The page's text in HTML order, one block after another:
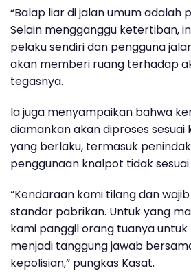
“Balap liar di jalan umum adalah
Selain mengganggu ketertiban,
pelaku sendiri dan pengguna
akan memberi ruang terhadap
tegasnya.
Ia juga menyampaikan bahwa
diamankan akan diproses
yang berlaku, termasuk
penggunaan knalpot tidak sesuai
“Kendaraan kami tilang dan
standar pabrikan. Untuk yang
kami panggil orang tuanya untuk
menjadi tanggung jawab
kepolisian,” pungkas Kasat.